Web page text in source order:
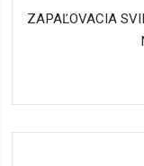
ZAPAĽOVACIA